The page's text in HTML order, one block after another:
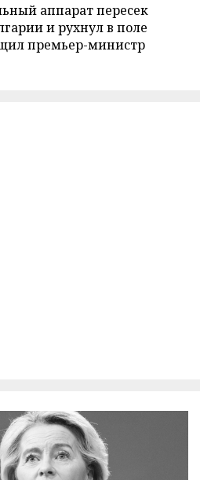
аппарат пересек
и рухнул в поле
премьер-министр